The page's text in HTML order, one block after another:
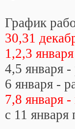
График
30,31
1,2,3
4,5 января
6 января -
7,8 января
с 11